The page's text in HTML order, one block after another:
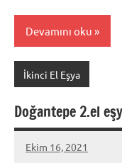
Devamını oku
İkinci El Eşya
Doğantepe 2.el
Ekim 16, 2021
Mustafa